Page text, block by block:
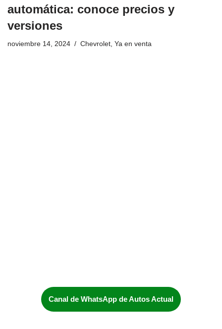
automática: conoce precios y
versiones
noviembre 14, 2024 Chevrolet Ya en venta
Canal de WhatsApp de Autos Actual